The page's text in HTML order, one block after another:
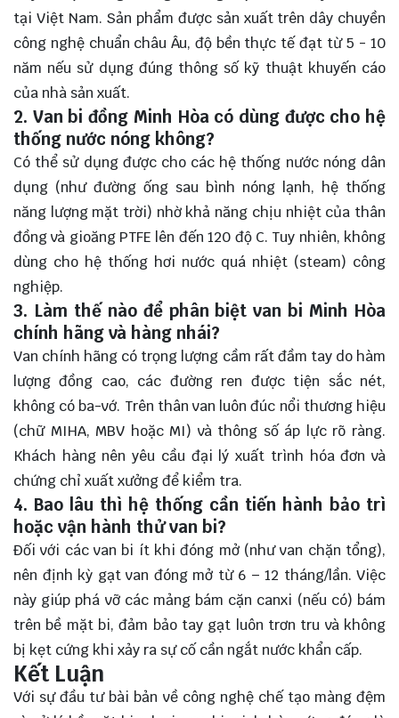
tại Việt Nam. Sản phẩm được sản xuất trên dây chuyền
công nghệ chuẩn châu Âu, độ bền thực tế đạt từ 5 - 10
năm nếu sử dụng đúng thông số kỹ thuật khuyến cáo
của nhà sản xuất.
2. Van bi đồng Minh Hòa có dùng được cho hệ
thống nước nóng không?
Có thể sử dụng được cho các hệ thống nước nóng dân
dụng (như đường ống sau bình nóng lạnh, hệ thống
năng lượng mặt trời) nhờ khả năng chịu nhiệt của thân
đồng và gioăng PTFE lên đến 120 độ C. Tuy nhiên, không
dùng cho hệ thống hơi nước quá nhiệt (steam) công
nghiệp.
3. Làm thế nào để phân biệt van bi Minh Hòa
chính hãng và hàng nhái?
Van chính hãng có trọng lượng cầm rất đầm tay do hàm
lượng đồng cao, các đường ren được tiện sắc nét,
không có ba-vớ. Trên thân van luôn đúc nổi thương hiệu
(chữ MIHA, MBV hoặc MI) và thông số áp lực rõ ràng.
Khách hàng nên yêu cầu đại lý xuất trình hóa đơn và
chứng chỉ xuất xưởng để kiểm tra.
4. Bao lâu thì hệ thống cần tiến hành bảo trì
hoặc vận hành thử van bi?
Đối với các van bi ít khi đóng mở (như van chặn tổng),
nên định kỳ gạt van đóng mở từ 6 – 12 tháng/lần. Việc
này giúp phá vỡ các mảng bám cặn canxi (nếu có) bám
trên bề mặt bi, đảm bảo tay gạt luôn trơn tru và không
bị kẹt cứng khi xảy ra sự cố cần ngắt nước khẩn cấp.
Kết Luận
Với sự đầu tư bài bản về công nghệ chế tạo màng đệm